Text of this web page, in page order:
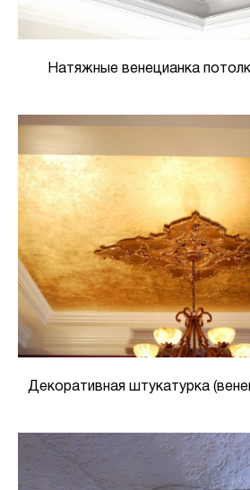
Натяжные венецианка
Декоративная штукатурка